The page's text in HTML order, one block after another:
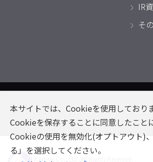
IR
そ
サイトマップ このサイ
© 2018 Artner Co., Ltd. All Rights Reserved.
本サイトでは、Cookieを使用しており
Cookieを保存することに同意したこと
Cookieの使用を無効化(オプトアウト)
る」を選択してください。